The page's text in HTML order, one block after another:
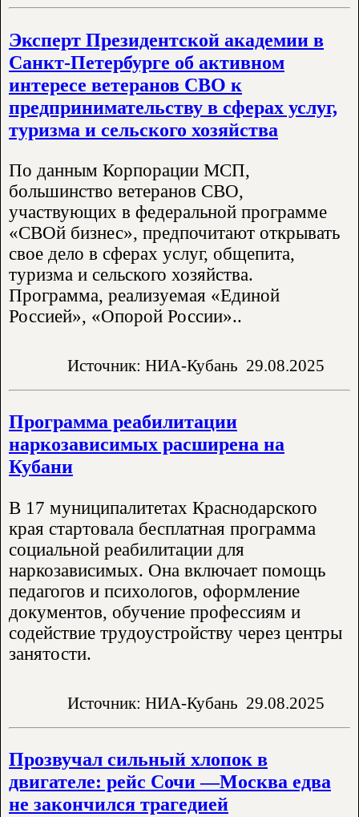
Эксперт Президентской академии в
Санкт-Петербурге об активном
интересе ветеранов СВО к
предпринимательству в сферах услуг,
туризма и сельского хозяйства
По данным Корпорации МСП,
большинство ветеранов СВО,
участвующих в федеральной программе
«СВОй бизнес», предпочитают открывать
свое дело в сферах услуг, общепита,
туризма и сельского хозяйства.
Программа, реализуемая «Единой
Россией», «Опорой России»..
Источник: НИА-Кубань 29.08.2025
Программа реабилитации
наркозависимых расширена на
Кубани
В 17 муниципалитетах Краснодарского
края стартовала бесплатная программа
социальной реабилитации для
наркозависимых. Она включает помощь
педагогов и психологов, оформление
документов, обучение профессиям и
содействие трудоустройству через центры
занятости.
Источник: НИА-Кубань 29.08.2025
Прозвучал сильный хлопок в
двигателе: рейс Сочи —Москва едва
не закончился трагедией